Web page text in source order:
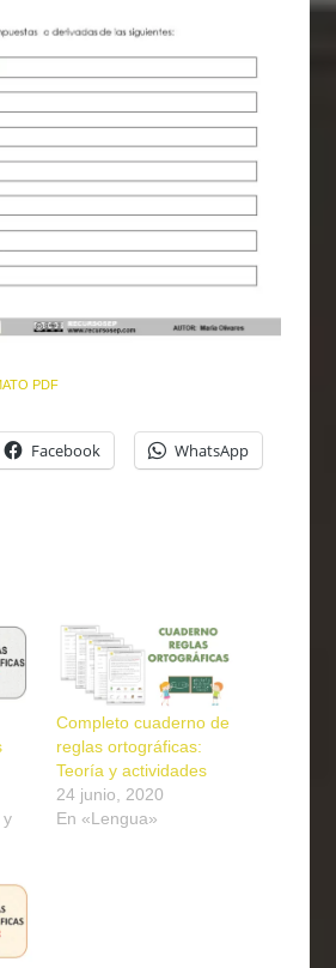
PDF
Facebook WhatsApp
y
Completo cuaderno de
reglas ortográficas:
Teoría y actividades
24 junio, 2020
En «Lengua»